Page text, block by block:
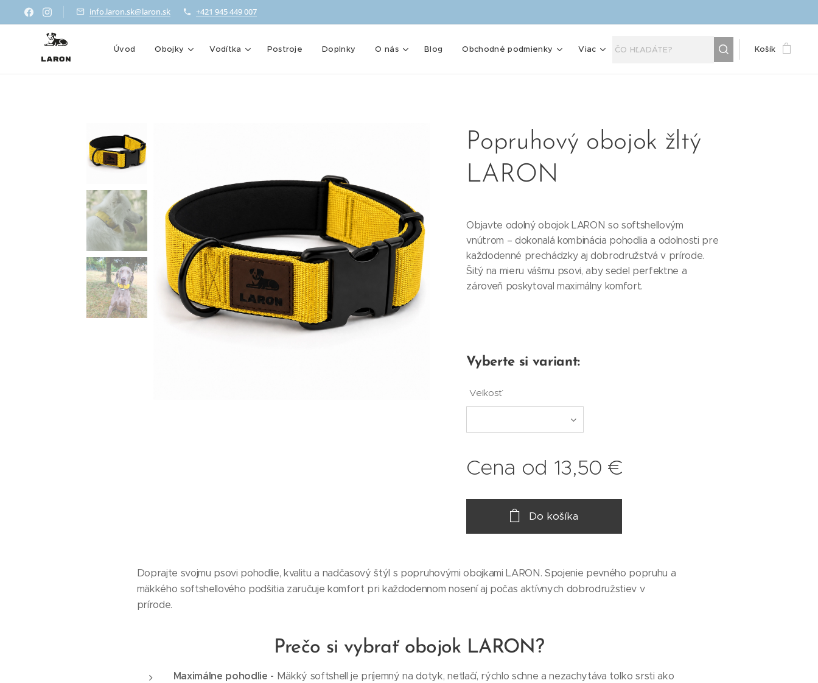
info.laron.sk@laron.sk +421 945 449 007
Úvod Obojky Vodítka Postroje Doplnky O nás Blog Obchodné podmienky Viac Košík
Popruhový obojok žltý
LARON
Objavte odolný obojok LARON so softshellovým
vnútrom – dokonalá kombinácia pohodlia a odolnosti pre
každodenné prechádzky aj dobrodružstvá v prírode.
Šitý na mieru vášmu psovi, aby sedel perfektne a
zároveň poskytoval maximálny komfort.
Vyberte si variant:
Veľkosť
Cena od 13,50 €
Do košíka
Doprajte svojmu psovi pohodlie, kvalitu a nadčasový štýl s popruhovými obojkami LARON. Spojenie pevného popruhu a
mäkkého softshellového podšitia zaručuje komfort pri každodennom nosení aj počas aktívnych dobrodružstiev v
prírode.
Prečo si vybrať obojok LARON?
Maximálne pohodlie - Mäkký softshell je príjemný na dotyk, netlačí, rýchlo schne a nezachytáva toľko srsti ako